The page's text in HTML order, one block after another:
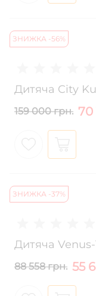
ЗНИЖКА -56%
Дитяча City
159 000 грн. 70
ЗНИЖКА -37%
Дитяча
88 558 грн. 55